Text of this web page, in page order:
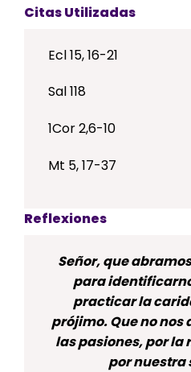
Citas Utilizadas
Ecl 15, 16-21
Sal 118
1Cor 2,6-10
Mt 5, 17-37
Reflexiones
Señor, que
para
practicar la
prójimo. Que no nos
las pasiones, por la
por nuestra